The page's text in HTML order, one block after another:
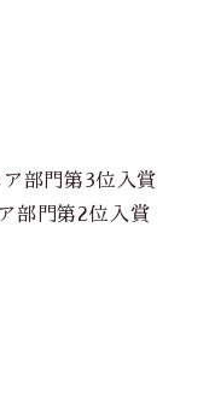
部門第3位入賞
部門第2位入賞